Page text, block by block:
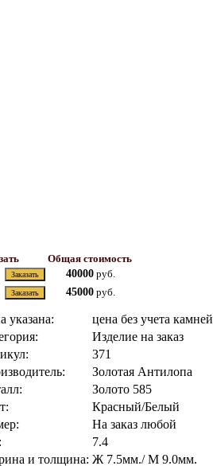
Общая стоимость
40000 руб.
45000 руб.
указана:
цена без учета камней
Изделие на заказ
371
Золотая Антилопа
Золото 585
Красный/Белый
На заказ любой
7.4
и толщина: Ж 7.5мм./ М 9.0мм.